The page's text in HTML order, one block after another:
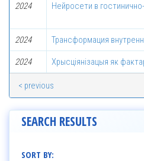
2024 Нейросети в
2024 Трансформация
2024 Хрысціянізацыя як
< previous
SEARCH RESULTS
SORT BY: